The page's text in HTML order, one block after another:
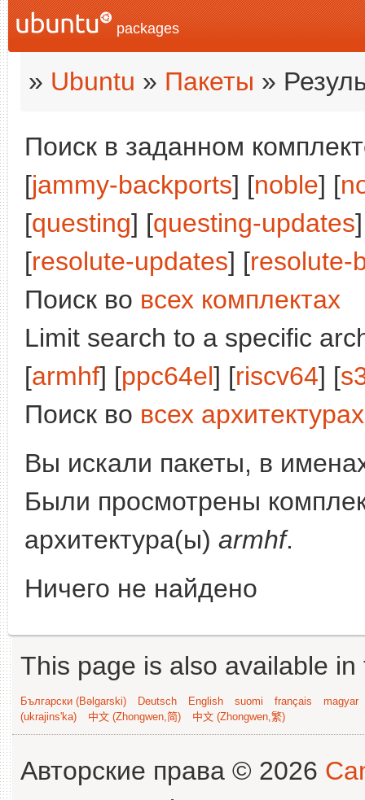
packages
» Ubuntu » Пакеты »
Поиск в заданном
[jammy-backports] [noble] [
[questing] [questing-updates
[resolute-updates] [resolute-
Поиск во всех комплектах
Limit search to a specific
[armhf] [ppc64el] [riscv64] [
Поиск во всех архитектурах
Вы искали пакеты, в
Были просмотрены
архитектура(ы) armhf.
Ничего не найдено
This page is also available
Български (Bəlgarski) Deutsch English suomi français
magyar
(ukrajins'ka)
中文 (Zhongwen,简) 中文 (Zhongwen,繁)
Авторские права © 2026